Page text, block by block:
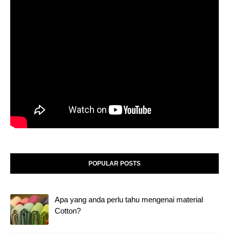
POPULAR POSTS
Apa yang anda perlu tahu mengenai material
Cotton?